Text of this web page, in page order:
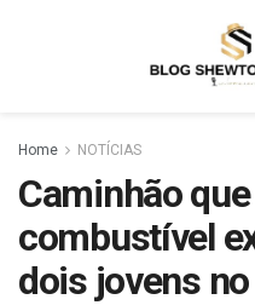
Home NOTÍCIAS
Caminhão
combustível
dois jovens